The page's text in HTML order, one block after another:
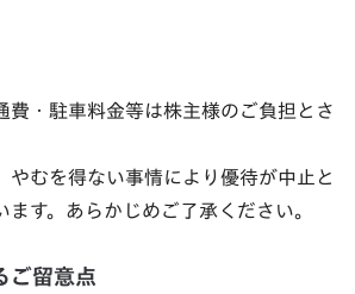
費・駐車料金等は株主様のご負担とさ
やむを得ない事情により優待が中止と
ます。あらかじめご了承ください。
ご留意点